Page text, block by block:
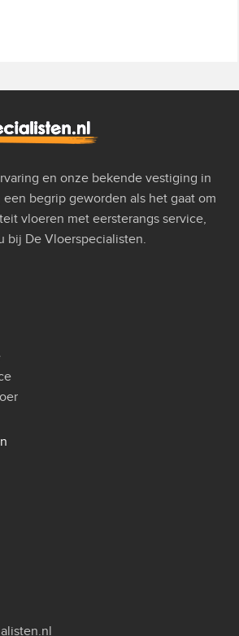
en onze bekende vestiging in
begrip geworden als het gaat om
vloeren met eersterangs service,
bij De Vloerspecialisten.